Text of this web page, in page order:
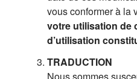
vous conformer à la
votre utilisation de
d’utilisation
TRADUCTION
Nous sommes